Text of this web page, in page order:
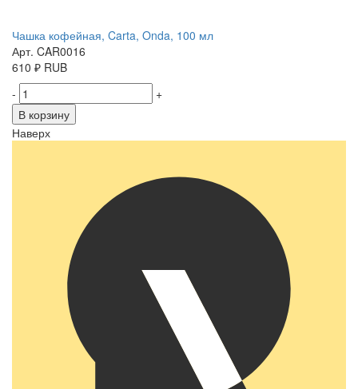
Чашка кофейная, Carta, Onda, 100 мл
Арт. CAR0016
610 ₽ RUB
-
+
В корзину
Наверх